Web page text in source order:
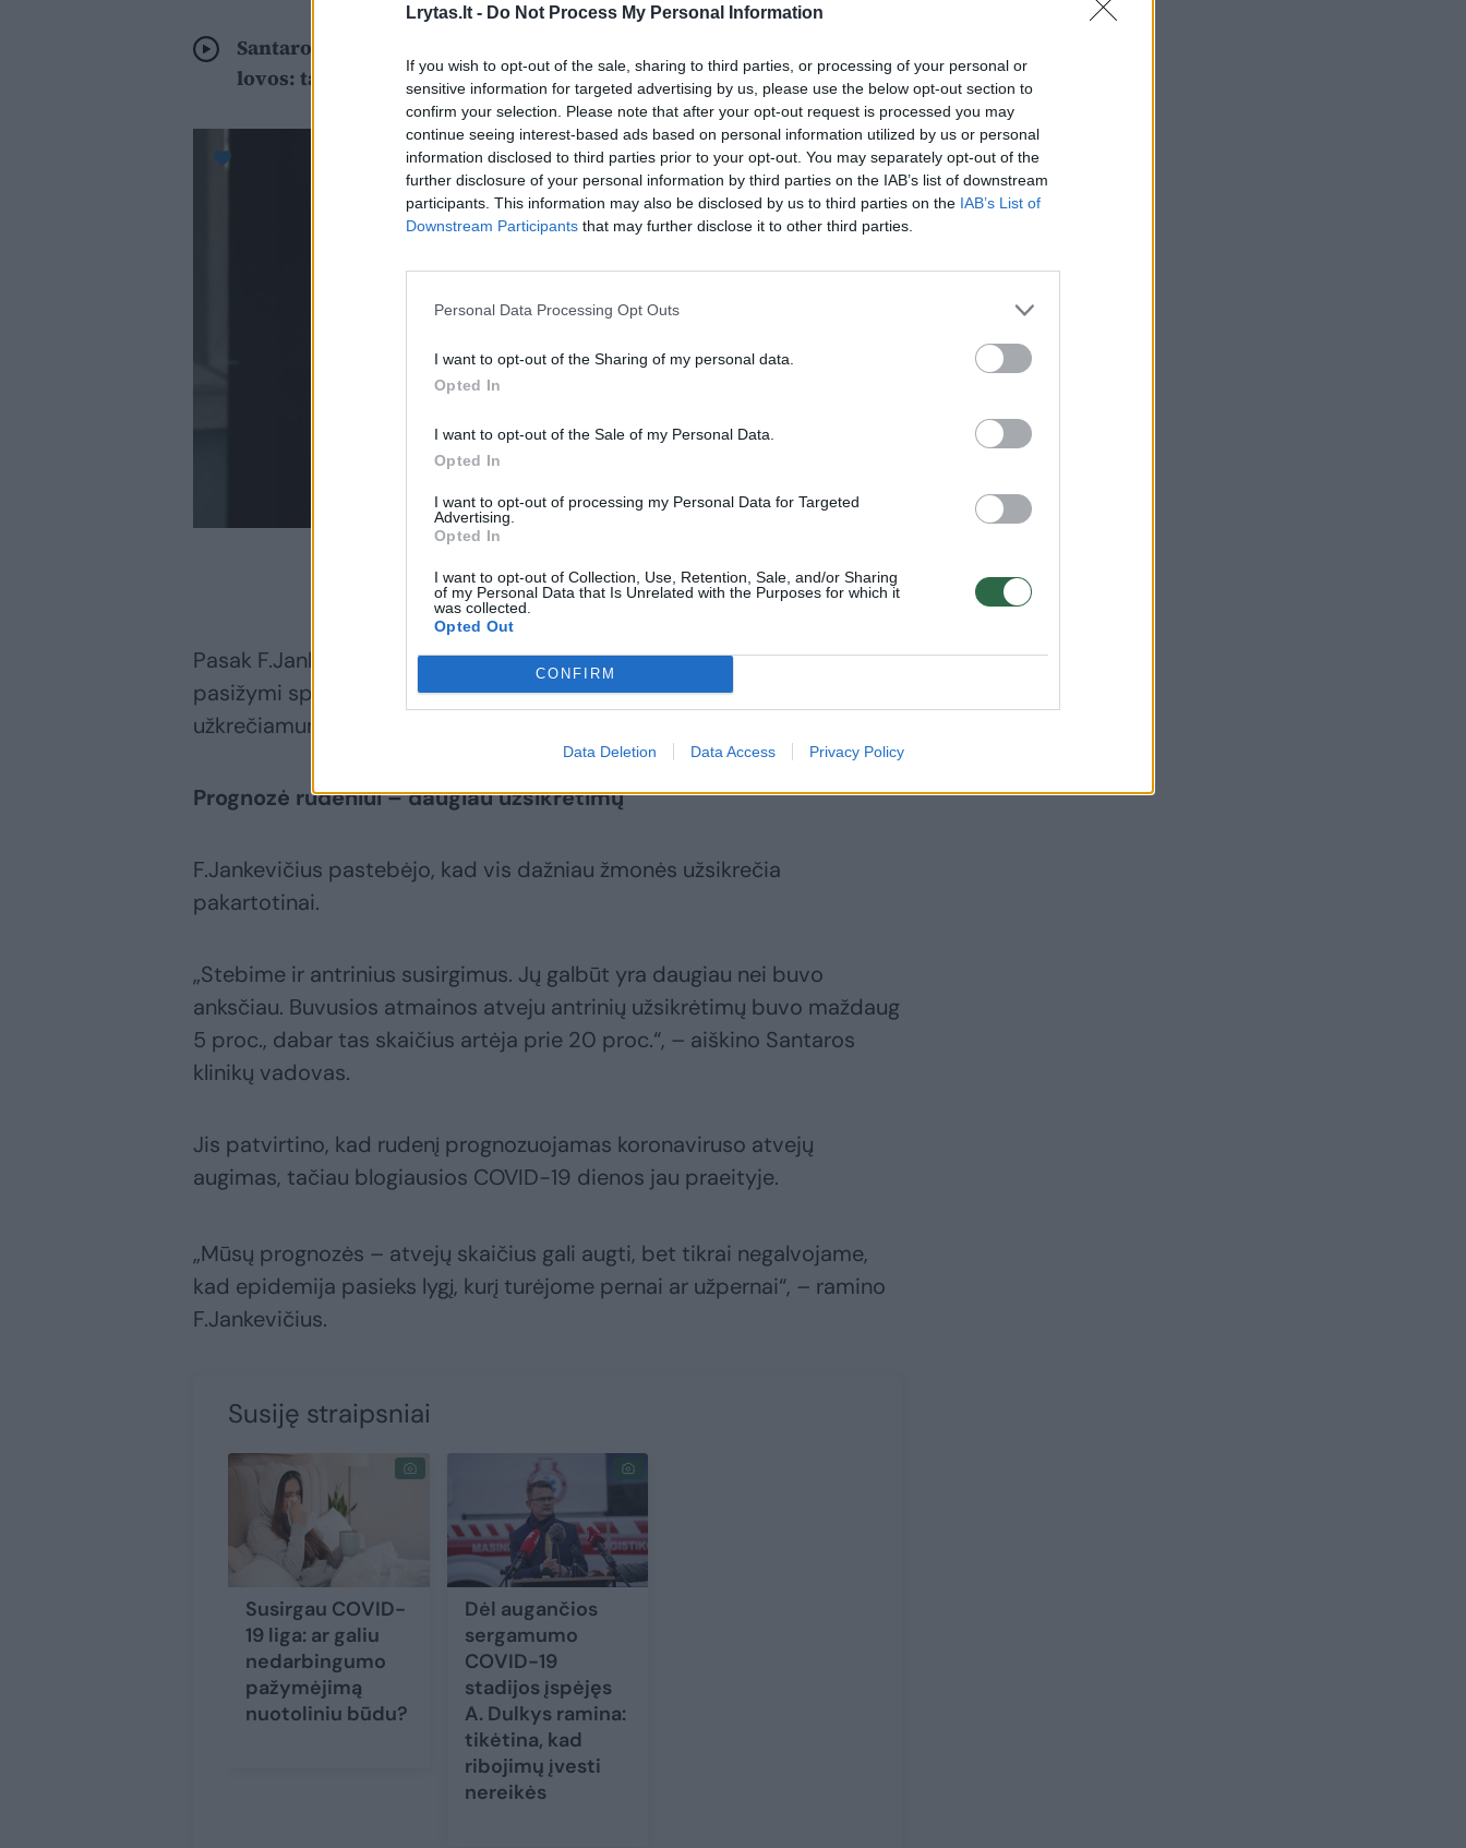
Lrytas.lt - Do Not Process My Personal Information
If you wish to opt-out of the sale, sharing to third parties, or processing of your personal or
sensitive information for targeted advertising by us, please use the below opt-out section to
confirm your selection. Please note that after your opt-out request is processed you may
continue seeing interest-based ads based on personal information utilized by us or personal
information disclosed to third parties prior to your opt-out. You may separately opt-out of the
further disclosure of your personal information by third parties on the IAB’s list of downstream
participants. This information may also be disclosed by us to third parties on the IAB’s List of
Downstream Participants that may further disclose it to other third parties.
Personal Data Processing Opt Outs
I want to opt-out of the Sharing of my personal data.
Opted In
I want to opt-out of the Sale of my Personal Data.
Opted In
I want to opt-out of processing my Personal Data for Targeted
Advertising.
Opted In
I want to opt-out of Collection, Use, Retention, Sale, and/or Sharing
of my Personal Data that Is Unrelated with the Purposes for which it
was collected.
Opted Out
CONFIRM
Data Deletion Data Access Privacy Policy
Santaros klinikose – užpildytos visos COVID-19 pacientams skirtos
lovos: tačiau turi ir gerų žinių
Pasak F.Jankevičiaus, šiuo metu plintanti omikron BA.5 subatmaina
pasižymi specifine simptomatika, bet esminis jos bruožas – didesnis
užkrečiamumas.
Prognozė rudeniui – daugiau užsikrėtimų
F.Jankevičius pastebėjo, kad vis dažniau žmonės užsikrečia
pakartotinai.
„Stebime ir antrinius susirgimus. Jų galbūt yra daugiau nei buvo
anksčiau. Buvusios atmainos atveju antrinių užsikrėtimų buvo maždaug
5 proc., dabar tas skaičius artėja prie 20 proc.“, – aiškino Santaros
klinikų vadovas.
Jis patvirtino, kad rudenį prognozuojamas koronaviruso atvejų
augimas, tačiau blogiausios COVID-19 dienos jau praeityje.
„Mūsų prognozės – atvejų skaičius gali augti, bet tikrai negalvojame,
kad epidemija pasieks lygį, kurį turėjome pernai ar užpernai“, – ramino
F.Jankevičius.
Susiję straipsniai
Susirgau COVID-
19 liga: ar galiu
nedarbingumo
pažymėjimą
nuotoliniu būdu?
Dėl augančios
sergamumo
COVID-19
stadijos įspėjęs
A. Dulkys ramina:
tikėtina, kad
ribojimų įvesti
nereikės